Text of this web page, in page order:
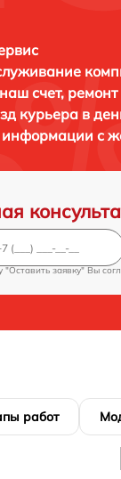
счет,
курьера в
информации с
заявку" Вы
работ